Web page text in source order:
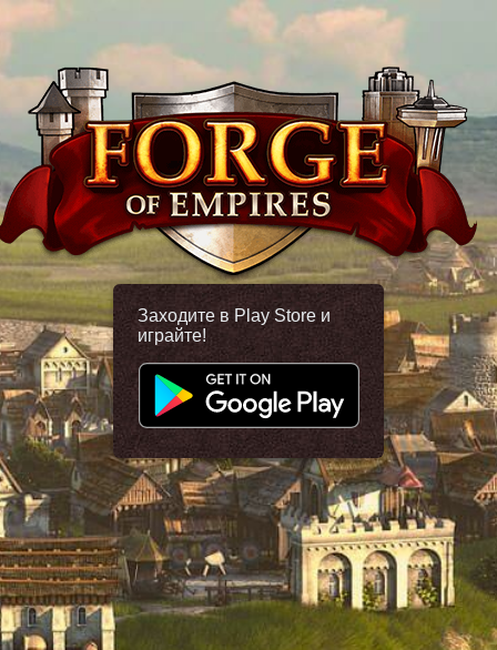
Заходите в Play Store и
играйте!